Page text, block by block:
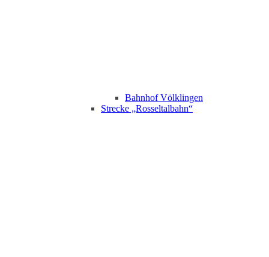
Bahnhof Völklingen
Strecke „Rosseltalbahn“